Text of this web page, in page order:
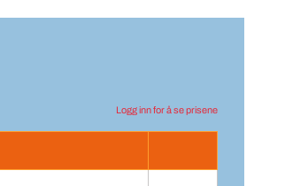
Logg inn for å se prisene